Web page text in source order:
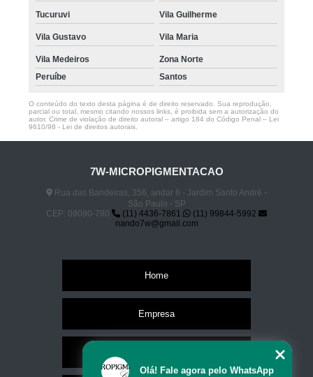
Tucuruvi Vila Guilherme
Vila Gustavo Vila Maria
Vila Medeiros
Zona Norte
Peruíbe
Santos
O conteúdo do texto desta página é de direito reservado. Sua reprodução,
parcial ou total, mesmo citando nossos links, é proibida sem a autorização do
autor. Crime de violação de direito autoral – artigo 184 do Código Penal – Lei
9610/98 - Lei de direitos autorais
7W-MICROPIGMENTACAO
Rua das Bandeiras, 356, andar 6 - Jardim Santo André -
São Paulo - SP
CEP: 09090-780
(11) 4436-7861
(11) 99844-5992
nando7w@gmail.com
Home
Empresa
Olá! Fale agora pelo WhatsApp